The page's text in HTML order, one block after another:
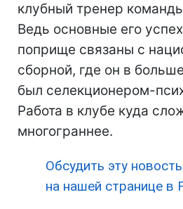
клубный тренер
Ведь основные его
поприще связаны с
сборной, где он в
был селекционером-
Работа в клубе куда
многограннее.
Обсудить эту
на нашей странице в